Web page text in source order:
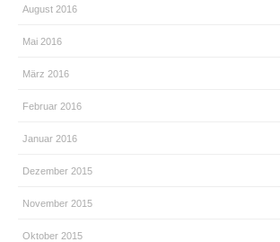
August 2016
Mai 2016
März 2016
Februar 2016
Januar 2016
Dezember 2015
November 2015
Oktober 2015